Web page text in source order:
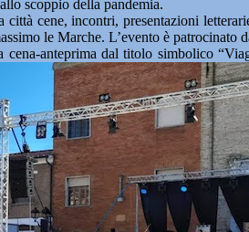
scoppio della pandemia.
città cene, incontri, presentazioni
le Marche. L’evento è
cena-anteprima dal titolo simbolico